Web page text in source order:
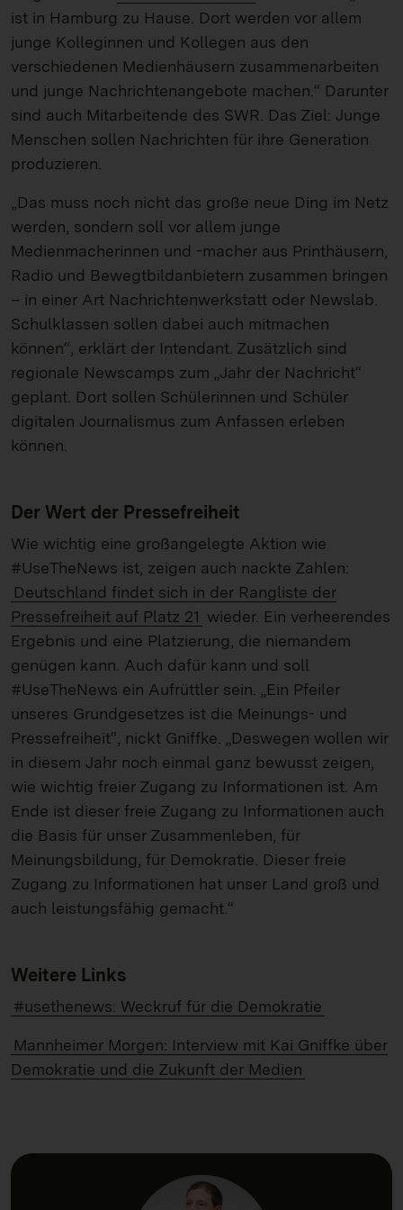
ist in Hamburg zu Hause. Dort werden vor allem
junge Kolleginnen und Kollegen aus den
verschiedenen Medienhäusern zusammenarbeiten
und junge Nachrichtenangebote machen.“ Darunter
sind auch Mitarbeitende des SWR. Das Ziel: Junge
Menschen sollen Nachrichten für ihre Generation
produzieren.
„Das muss noch nicht das große neue Ding im Netz
werden, sondern soll vor allem junge
Medienmacherinnen und -macher aus Printhäusern,
Radio und Bewegtbildanbietern zusammen bringen
– in einer Art Nachrichtenwerkstatt oder Newslab.
Schulklassen sollen dabei auch mitmachen
können“, erklärt der Intendant. Zusätzlich sind
regionale Newscamps zum „Jahr der Nachricht“
geplant. Dort sollen Schülerinnen und Schüler
digitalen Journalismus zum Anfassen erleben
können.
Der Wert der Pressefreiheit
Wie wichtig eine großangelegte Aktion wie
#UseTheNews ist, zeigen auch nackte Zahlen:
Deutschland findet sich in der Rangliste der
Pressefreiheit auf Platz 21 wieder. Ein verheerendes
Ergebnis und eine Platzierung, die niemandem
genügen kann. Auch dafür kann und soll
#UseTheNews ein Aufrüttler sein. „Ein Pfeiler
unseres Grundgesetzes ist die Meinungs- und
Pressefreiheit“, nickt Gniffke. „Deswegen wollen wir
in diesem Jahr noch einmal ganz bewusst zeigen,
wie wichtig freier Zugang zu Informationen ist. Am
Ende ist dieser freie Zugang zu Informationen auch
die Basis für unser Zusammenleben, für
Meinungsbildung, für Demokratie. Dieser freie
Zugang zu Informationen hat unser Land groß und
auch leistungsfähig gemacht.“
Weitere Links
#usethenews: Weckruf für die Demokratie
Mannheimer Morgen: Interview mit Kai Gniffke über
Demokratie und die Zukunft der Medien